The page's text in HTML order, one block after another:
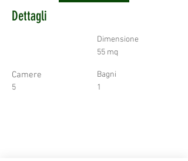
Dettagli
Dimensione
55 mq
Camere
5
Bagni
1